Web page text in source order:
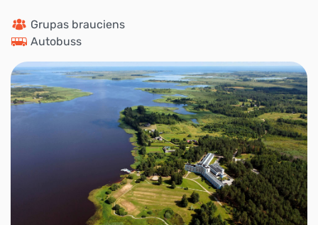
Grupas brauciens
Autobuss